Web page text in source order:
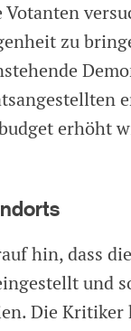
zu
erhöht
hin, dass
und
Die